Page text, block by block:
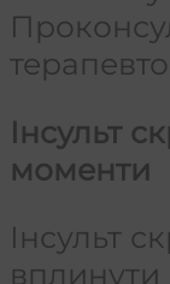
Інсульт
моменти
Інсульт
вплинути